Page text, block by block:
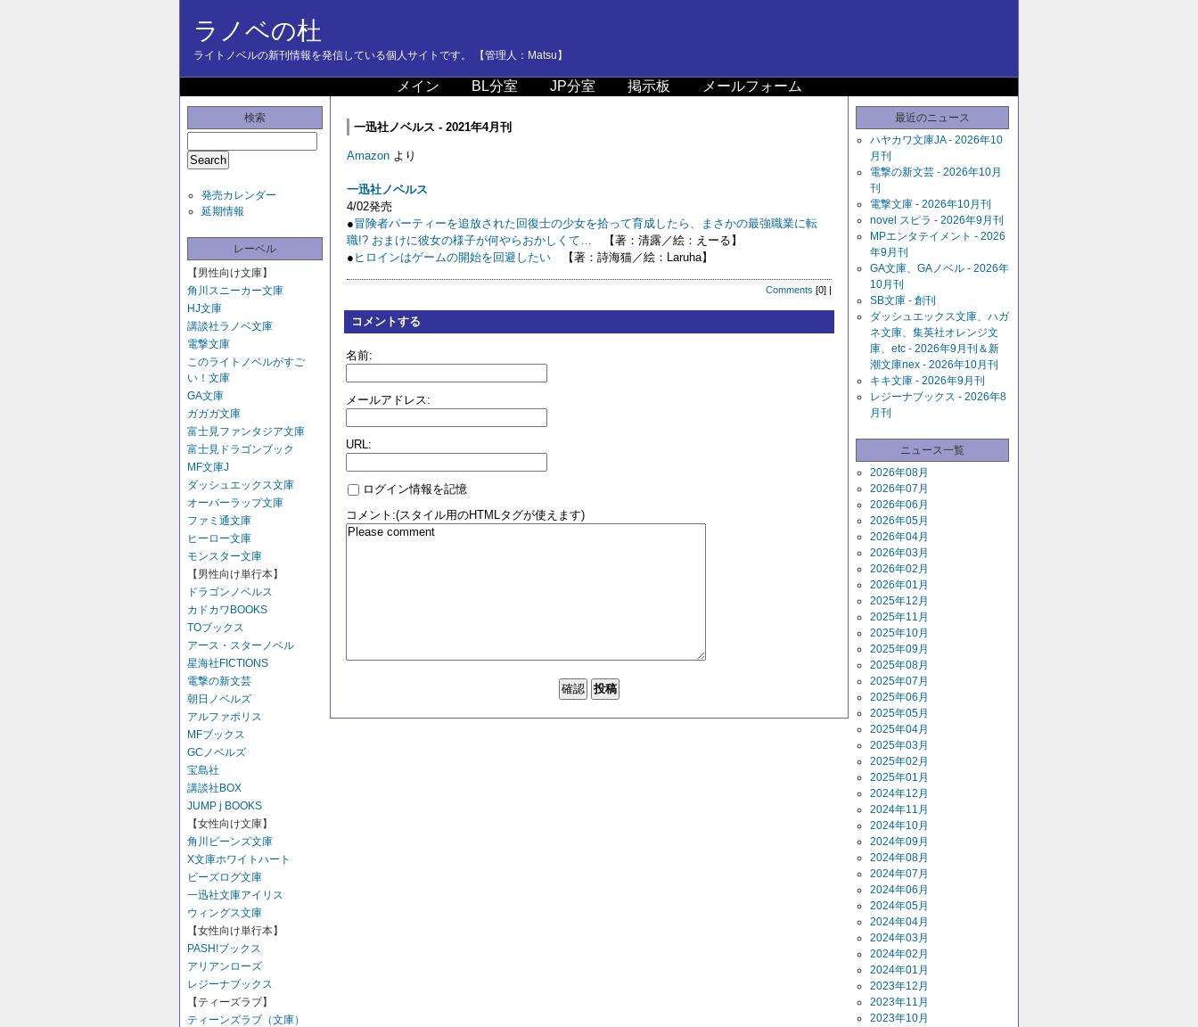
ラノベの杜
ライトノベルの新刊情報を発信している個人サイトです。 【管理人：Matsu】
メイン BL分室 JP分室 掲示板 メールフォーム
検索
発売カレンダー
延期情報
レーベル
【男性向け文庫】
角川スニーカー文庫
HJ文庫
講談社ラノベ文庫
電撃文庫
このライトノベルがすご
い！文庫
GA文庫
ガガガ文庫
富士見ファンタジア文庫
富士見ドラゴンブック
MF文庫J
ダッシュエックス文庫
オーバーラップ文庫
ファミ通文庫
ヒーロー文庫
モンスター文庫
【男性向け単行本】
ドラゴンノベルス
カドカワBOOKS
TOブックス
アース・スターノベル
星海社FICTIONS
電撃の新文芸
朝日ノベルズ
アルファポリス
MFブックス
GCノベルズ
宝島社
講談社BOX
JUMP j BOOKS
【女性向け文庫】
角川ビーンズ文庫
X文庫ホワイトハート
ビーズログ文庫
一迅社文庫アイリス
ウィングス文庫
【女性向け単行本】
PASH!ブックス
アリアンローズ
レジーナブックス
【ティーズラブ】
ティーンズラブ（文庫）
一迅社ノベルス - 2021年4月刊
Amazon より
一迅社ノベルス
4/02発売
●冒険者パーティーを追放された回復士の少女を拾って育成したら、まさかの最強職業に転
職!? おまけに彼女の様子が何やらおかしくて… 【著：清露／絵：えーる】
● ヒロインはゲームの開始を回避したい 【著：詩海猫／絵：Laruha】
Comments [0] |
コメントする
名前:
メールアドレス:
URL:
ログイン情報を記憶
コメント:(スタイル用のHTMLタグが使えます)
最近のニュース
ハヤカワ文庫JA - 2026年10
月刊
電撃の新文芸 - 2026年10月
刊
電撃文庫 - 2026年10月刊
novel スピラ - 2026年9月刊
MPエンタテイメント - 2026
年9月刊
GA文庫、GAノベル - 2026年
10月刊
SB文庫 - 創刊
ダッシュエックス文庫、ハガ
ネ文庫、集英社オレンジ文
庫、etc - 2026年9月刊＆新
潮文庫nex - 2026年10月刊
キキ文庫 - 2026年9月刊
レジーナブックス - 2026年8
月刊
ニュース一覧
2026年08月
2026年07月
2026年06月
2026年05月
2026年04月
2026年03月
2026年02月
2026年01月
2025年12月
2025年11月
2025年10月
2025年09月
2025年08月
2025年07月
2025年06月
2025年05月
2025年04月
2025年03月
2025年02月
2025年01月
2024年12月
2024年11月
2024年10月
2024年09月
2024年08月
2024年07月
2024年06月
2024年05月
2024年04月
2024年03月
2024年02月
2024年01月
2023年12月
2023年11月
2023年10月